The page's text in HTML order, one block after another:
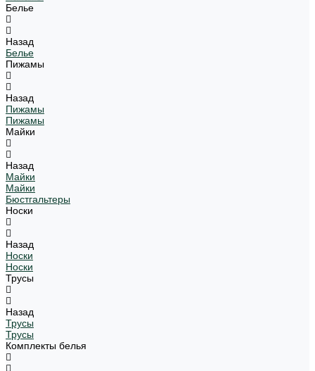
Белье
Назад
Белье
Пижамы
Назад
Пижамы
Пижамы
Майки
Назад
Майки
Майки
Бюстгальтеры
Носки
Назад
Носки
Носки
Трусы
Назад
Трусы
Трусы
Комплекты белья